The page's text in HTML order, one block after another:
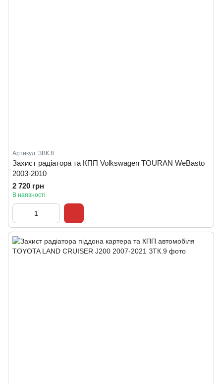
Артикул: ЗВК.8
Захист радіатора та КПП Volkswagen TOURAN WeBasto
2003-2010
2 720 грн
В наявності